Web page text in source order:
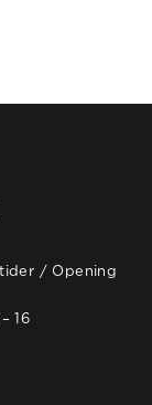
/ Opening
16